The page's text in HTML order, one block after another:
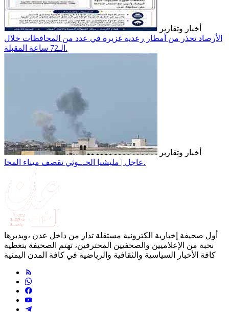
أخبار وتقارير
الأرصاد تحذر من أمطار رعدية غزيرة في عدد من المحافظات خلال
الـ72 ساعة المقبلة.
أخبار وتقارير
عاجل | مليشيا الحـ.ـوثي تقصف ميناء المخا.
أول صحيفة إخبارية الكترونية مستقلة تدار من داخل عدن ،ويديرها
نخبة من الإعلاميين والصحفيين المحترفين، تهتم الصحيفة بتغطية
كافة الأخبار السياسية والثقافية والرياضية في كافة المدن اليمنية